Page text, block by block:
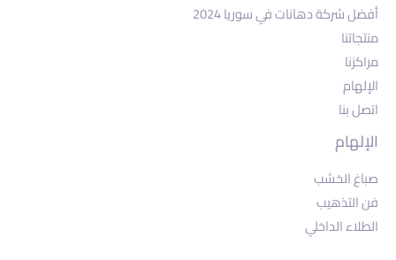
أفضل شركة دهانات في سوريا 2024
منتجاتنا
مراكزنا
الإلهام
اتصل بنا
الإلهام
صباغ الخشب
فن التذهيب
الطلاء الداخلي